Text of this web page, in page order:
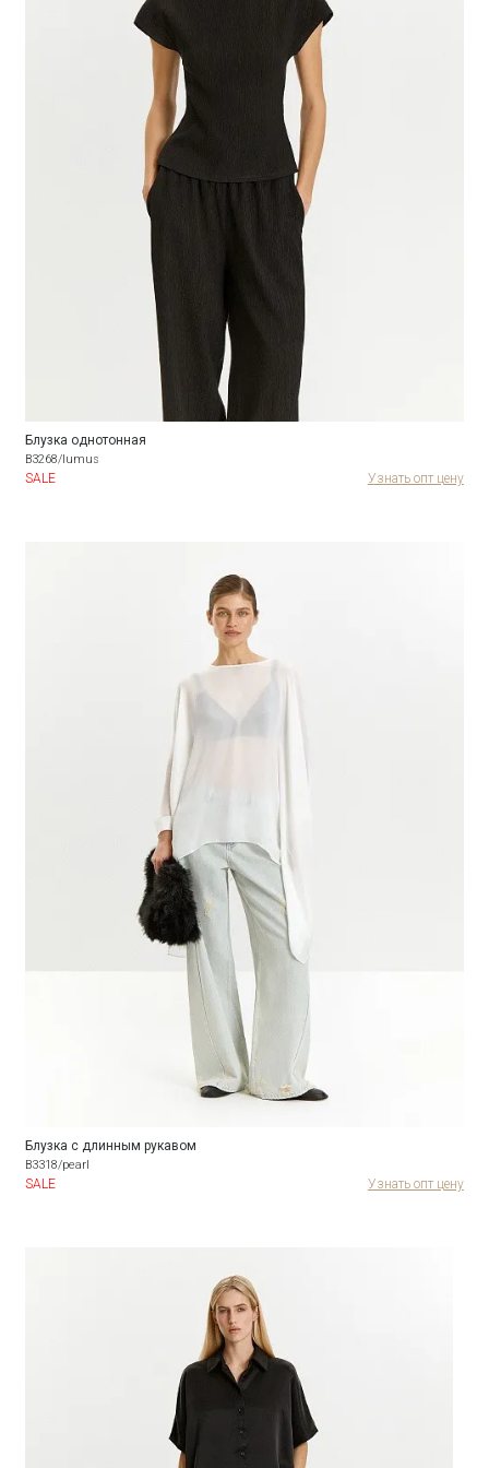
Блузка однотонная
B3268/lumus
SALE Узнать опт цену
Блузка с длинным рукавом
B3318/pearl
SALE Узнать опт цену